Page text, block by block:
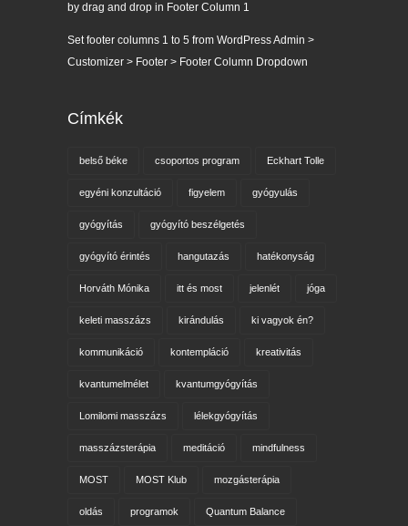
by drag and drop in Footer Column 1
Set footer columns 1 to 5 from WordPress Admin >
Customizer > Footer > Footer Column Dropdown
Címkék
belső béke csoportos program Eckhart Tolle
egyéni konzultáció figyelem gyógyulás
gyógyítás gyógyító beszélgetés
gyógyító érintés hangutazás hatékonyság
Horváth Mónika itt és most jelenlét jóga
keleti masszázs kirándulás ki vagyok én?
kommunikáció kontempláció kreativitás
kvantumelmélet kvantumgyógyítás
Lomilomi masszázs lélekgyógyítás
masszázsterápia meditáció mindfulness
MOST MOST Klub mozgásterápia
oldás programok Quantum Balance